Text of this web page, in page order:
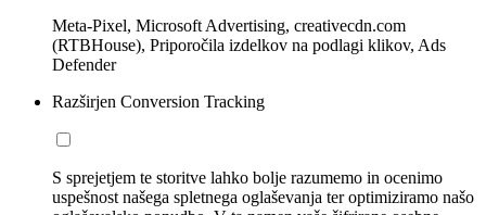
Meta-Pixel, Microsoft Advertising, creativecdn.com
(RTBHouse), Priporočila izdelkov na podlagi klikov, Ads
Defender
Razširjen Conversion Tracking
S sprejetjem te storitve lahko bolje razumemo in ocenimo
uspešnost našega spletnega oglaševanja ter optimiziramo našo